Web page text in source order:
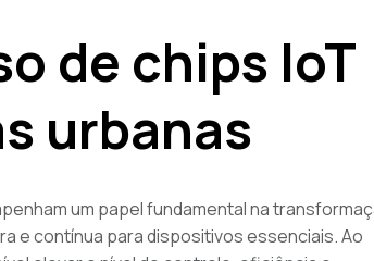
de chips IoT
urbanas
um papel fundamental na
e contínua para dispositivos essenciais. Ao